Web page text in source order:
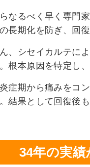
なるべく早く専門
長期化を防ぎ、回
、シセイカルテに
根本原因を特定し
症期から痛みをコ
結果として回復後
34年の実